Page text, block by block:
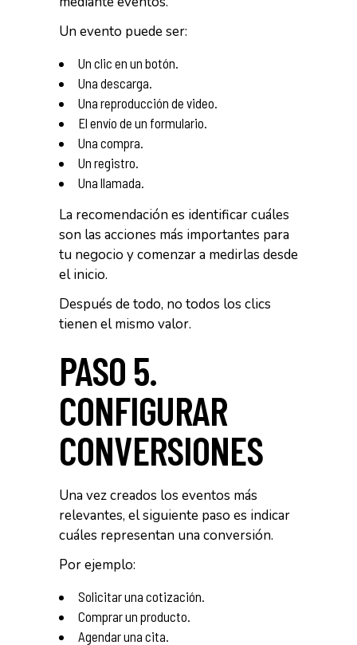
Un evento puede ser:
Un clic en un botón.
Una descarga.
Una reproducción de video.
El envío de un formulario.
Una compra.
Un registro.
Una llamada.
La recomendación es identificar cuáles
son las acciones más importantes para
tu negocio y comenzar a medirlas desde
el inicio.
Después de todo, no todos los clics
tienen el mismo valor.
PASO 5.
CONFIGURAR
CONVERSIONES
Una vez creados los eventos más
relevantes, el siguiente paso es indicar
cuáles representan una conversión.
Por ejemplo:
Solicitar una cotización.
Comprar un producto.
Agendar una cita.